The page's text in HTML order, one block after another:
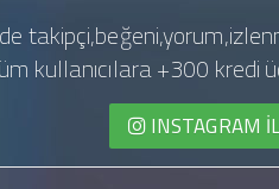
kullanıcılara +300 kredi
INSTAGRAM